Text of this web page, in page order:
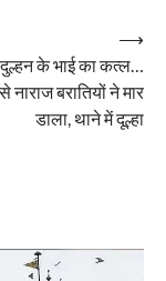
दुल्हन के भाई का कत्ल…
नाराज बरातियों ने मार
डाला, थाने में दूल्हा
⟶